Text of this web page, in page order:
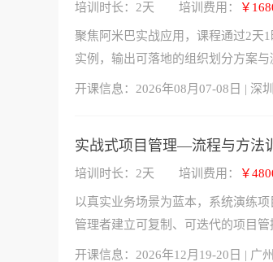
培训时长：2天 培训费用： ￥
聚焦阿米巴实战应用，课程通过2天
实例，输出可落地的组织划分方案
开课信息： 2026年08月07-08日 | 深
实战式项目管理—流程与方法
培训时长：2天 培训费用： ￥
以真实业务场景为蓝本，系统演练
管理者建立可复制、可迭代的项目
开课信息： 2026年12月19-20日 | 广